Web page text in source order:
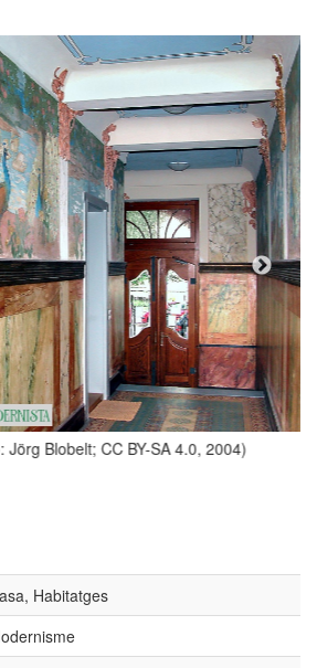
Blobelt; CC BY-SA 4.0, 2004)
Habitatges
Carl August Eichler (any 1903)